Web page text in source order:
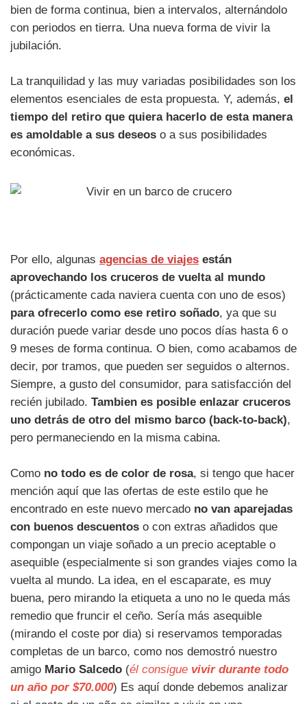
bien de forma continua, bien a intervalos, alternándolo
con periodos en tierra. Una nueva forma de vivir la
jubilación.
La tranquilidad y las muy variadas posibilidades son los
elementos esenciales de esta propuesta. Y, además, el
tiempo del retiro que quiera hacerlo de esta manera
es amoldable a sus deseos o a sus posibilidades
económicas.
Por ello, algunas agencias de viajes están
aprovechando los cruceros de vuelta al mundo
(prácticamente cada naviera cuenta con uno de esos)
para ofrecerlo como ese retiro soñado, ya que su
duración puede variar desde uno pocos días hasta 6 o
9 meses de forma continua. O bien, como acabamos de
decir, por tramos, que pueden ser seguidos o alternos.
Siempre, a gusto del consumidor, para satisfacción del
recién jubilado. Tambien es posible enlazar cruceros
uno detrás de otro del mismo barco (back-to-back),
pero permaneciendo en la misma cabina.
Como no todo es de color de rosa, si tengo que hacer
mención aquí que las ofertas de este estilo que he
encontrado en este nuevo mercado no van aparejadas
con buenos descuentos o con extras añadidos que
compongan un viaje soñado a un precio aceptable o
asequible (especialmente si son grandes viajes como la
vuelta al mundo. La idea, en el escaparate, es muy
buena, pero mirando la etiqueta a uno no le queda más
remedio que fruncir el ceño. Sería más asequible
(mirando el coste por dia) si reservamos temporadas
completas de un barco, como nos demostró nuestro
amigo Mario Salcedo (él consigue vivir durante todo
un año por $70.000) Es aquí donde debemos analizar